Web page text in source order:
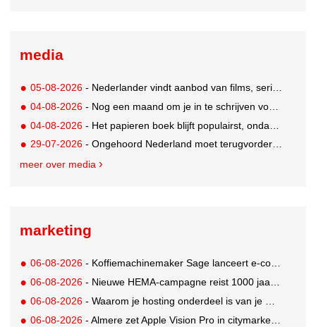
media
05-08-2026 - Nederlander vindt aanbod van films, series en sport vaak versnipperd
04-08-2026 - Nog een maand om je in te schrijven voor de Mercurs 2026
04-08-2026 - Het papieren boek blijft populairst, ondanks digitale alternatieven
29-07-2026 - Ongehoord Nederland moet terugvordering betalen aan Commissariaat voor de Media
meer over media
marketing
06-08-2026 - Koffiemachinemaker Sage lanceert e-commerceplatform voor koffieliefhebbers
06-08-2026 - Nieuwe HEMA-campagne reist 1000 jaar terug in de tijd naar 'Hemastein'
06-08-2026 - Waarom je hosting onderdeel is van je merkstrategie
06-08-2026 - Almere zet Apple Vision Pro in citymarketing